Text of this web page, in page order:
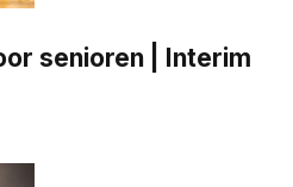
senioren | Interim